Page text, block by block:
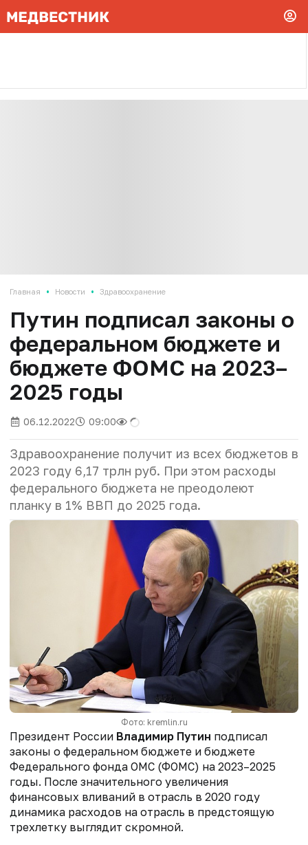
Главная • Новости • Здравоохранение
Путин подписал законы о
федеральном бюджете и
бюджете ФОМС на 2023–
2025 годы
06.12.2022 09:00
Здравоохранение получит из всех бюджетов в
2023 году 6,17 трлн руб. При этом расходы
федерального бюджета не преодолеют
планку в 1% ВВП до 2025 года.
Фото: kremlin.ru
Президент России Владимир Путин подписал
законы о федеральном бюджете и бюджете
Федерального фонда ОМС (ФОМС) на 2023–2025
годы. После значительного увеличения
финансовых вливаний в отрасль в 2020 году
динамика расходов на отрасль в предстоящую
трехлетку выглядит скромной.